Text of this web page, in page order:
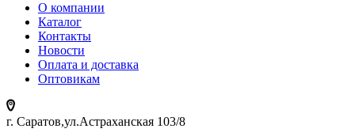
О компании
Каталог
Контакты
Новости
Оплата и доставка
Оптовикам
г. Саратов,ул.Астраханская 103/8